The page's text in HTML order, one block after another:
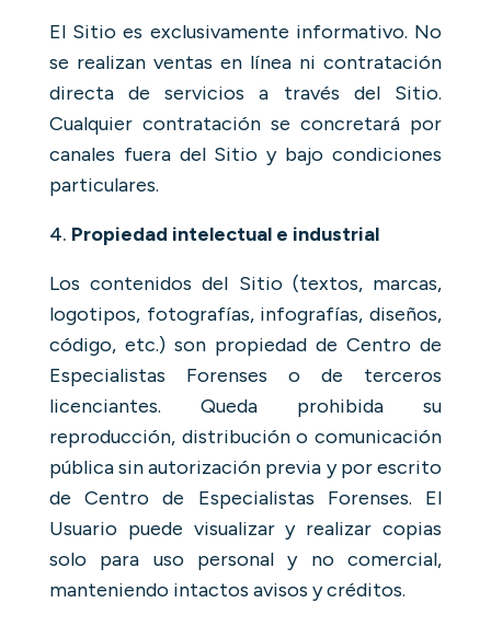
El Sitio es exclusivamente informativo. No
se realizan ventas en línea ni contratación
directa de servicios a través del Sitio.
Cualquier contratación se concretará por
canales fuera del Sitio y bajo condiciones
particulares.
Propiedad intelectual e industrial
Los contenidos del Sitio (textos, marcas,
logotipos, fotografías, infografías, diseños,
código, etc.) son propiedad de Centro de
Especialistas Forenses o de terceros
licenciantes. Queda prohibida su
reproducción, distribución o comunicación
pública sin autorización previa y por escrito
de Centro de Especialistas Forenses. El
Usuario puede visualizar y realizar copias
solo para uso personal y no comercial,
manteniendo intactos avisos y créditos.